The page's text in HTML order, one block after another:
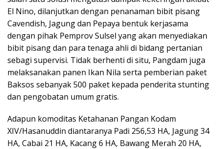
El Nino, dilanjutkan dengan penanaman bibit pisang
Cavendish, Jagung dan Pepaya bentuk kerjasama
dengan pihak Pemprov Sulsel yang akan menyediakan
bibit pisang dan para tenaga ahli di bidang pertanian
sebagi supervisi. Tidak berhenti di situ, Pangdam juga
melaksanakan panen Ikan Nila serta pemberian paket
Baksos sebanyak 500 paket kepada penderita stunting
dan pengobatan umum gratis.
Adapun komoditas Ketahanan Pangan Kodam
XIV/Hasanuddin diantaranya Padi 256,53 HA, Jagung 34
HA, Cabai 21 HA, Kacang 6 HA, Bawang Merah 20 HA,